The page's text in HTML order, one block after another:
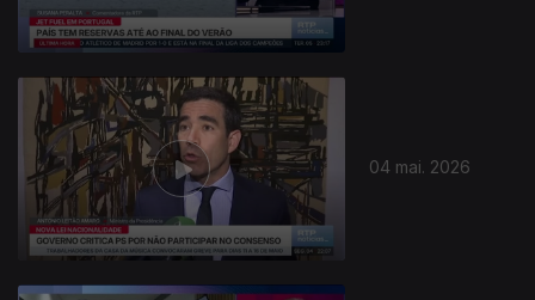
04 mai. 2026